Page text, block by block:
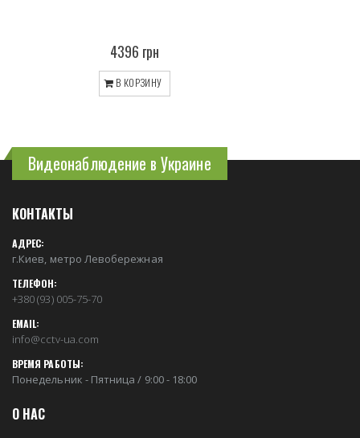
4396 грн
В КОРЗИНУ
Видеонаблюдение в Украине
КОНТАКТЫ
АДРЕС:
г.Киев, метро Левобережная
ТЕЛЕФОН:
+380 (93) 005-75-70
EMAIL:
info@cctv-ua.com
ВРЕМЯ РАБОТЫ:
Понедельник - Пятница / 9:00 - 18:00
О НАС